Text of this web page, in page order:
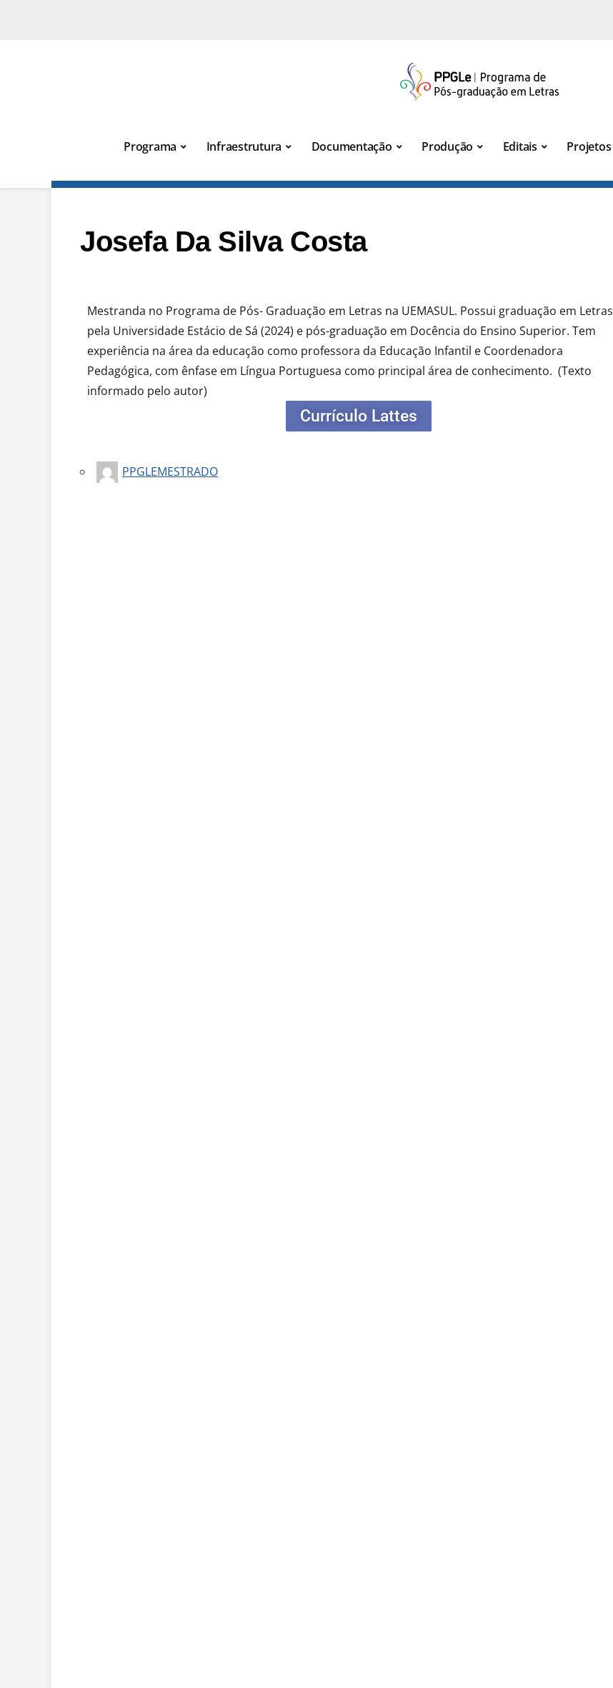
Programa Infraestrutura Documentação Produção Editais Projetos
Josefa Da Silva Costa
Mestranda no Programa de Pós- Graduação em Letras na UEMASUL. Possui graduação em Letras
pela Universidade Estácio de Sá (2024) e pós-graduação em Docência do Ensino Superior. Tem
experiência na área da educação como professora da Educação Infantil e Coordenadora
Pedagógica, com ênfase em Língua Portuguesa como principal área de conhecimento. (Texto
informado pelo autor)
Currículo Lattes
PPGLEMESTRADO